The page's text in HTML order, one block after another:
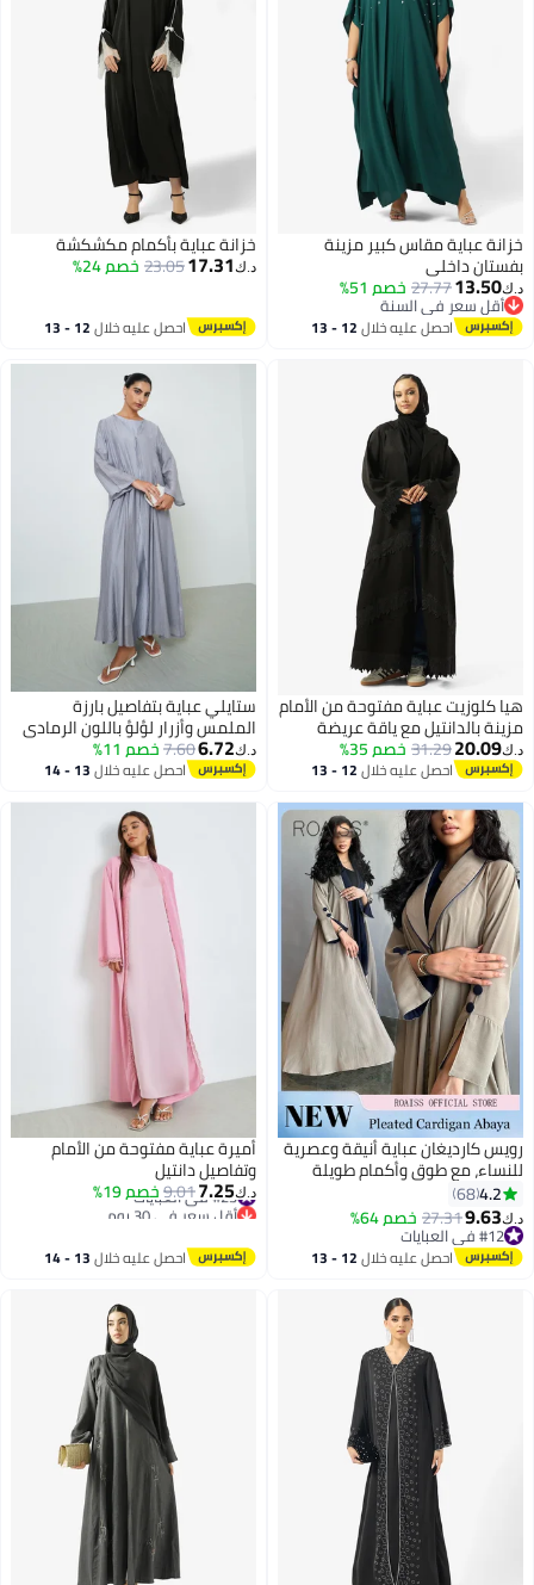
خزانة عباية مقاس كبير مزينة
بفستان داخلي
د.ك‏13.50
27.77خصم 51%
أقل سعر في السنة
أقل سعر في السنة
احصل عليه خلال 12 - 13
خزانة عباية بأكمام مكشكشة
د.ك‏17.31
23.05خصم 24%
احصل عليه خلال 12 - 13
هيا كلوزيت عباية مفتوحة من الأمام
مزينة بالدانتيل مع ياقة عريضة
د.ك‏20.09
31.29خصم 35%
احصل عليه خلال 12 - 13
ستايلي عباية بتفاصيل بارزة
الملمس وأزرار لؤلؤ باللون الرمادي
د.ك‏6.72
7.60خصم 11%
احصل عليه خلال 13 - 14
رويس كارديغان عباية أنيقة وعصرية
للنساء، مع طوق وأكمام طويلة
وطيات من الخلف، معطف كارديغان
للمسلمات، معطف تنورة طويل
للمناسبات الرسمية والتنقلات
اليومية للنساء
4.2
68
د.ك‏9.63
27.31خصم 64%
#12 في العبايات
#12 في العبايات احصل عليه خلال 12 - 13
أميرة عباية مفتوحة من الأمام
وتفاصيل دانتيل
د.ك‏7.25
9.01خصم 19% #23 في العبايات
أقل سعر في 30 يوم
#23 في العبايات
احصل عليه خلال 13 - 14